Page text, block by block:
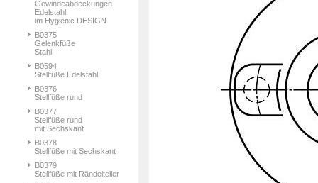
Gewindeabdeckungen
Edelstahl
im Hygienic DESIGN
B0375
Gelenkfüße
Stahl
B0594
Stellfüße Edelstahl
B0376
Stellfüße rund
B0377
Stellfüße rund
mit Sechskant
B0378
Stellfüße mit Sechskant
B0379
Stellfüße mit Rändelteller